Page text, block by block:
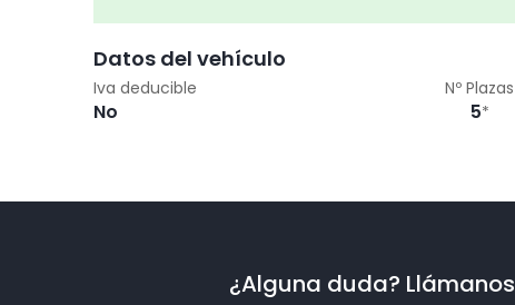
Datos del vehículo
Iva deducible
No
Nº Plazas
5*
¿Alguna duda? Llámanos